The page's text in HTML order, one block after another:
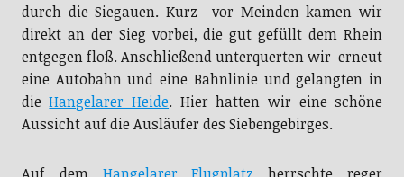
durch die Siegauen. Kurz vor Meinden kamen wir
direkt an der Sieg vorbei, die gut gefüllt dem Rhein
entgegen floß. Anschließend unterquerten wir erneut
eine Autobahn und eine Bahnlinie und gelangten in
dieHangelarer Heide. Hier hatten wir eine schöne
Aussicht auf die Ausläufer des Siebengebirges.